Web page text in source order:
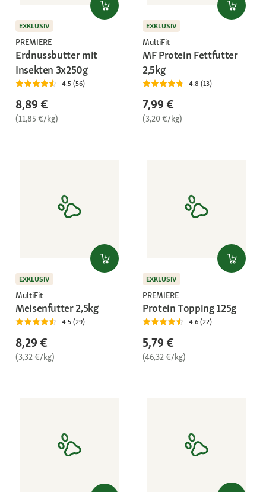
EXKLUSIV
PREMIERE
Erdnussbutter mit
Insekten 3x250g
4.5 (56)
8,89 €
(11,85 €/kg)
EXKLUSIV
MultiFit
MF Protein Fettfutter
2,5kg
4.8 (13)
7,99 €
(3,20 €/kg)
EXKLUSIV
MultiFit
Meisenfutter 2,5kg
4.5 (29)
8,29 €
(3,32 €/kg)
EXKLUSIV
PREMIERE
Protein Topping 125g
4.6 (22)
5,79 €
(46,32 €/kg)